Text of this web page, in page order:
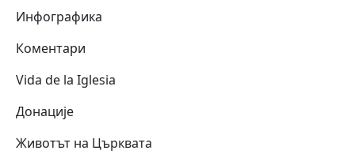
Инфографика
Коментари
Vida de la Iglesia
Донације
Животът на Църквата